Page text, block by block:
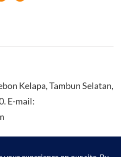
Kelapa, Tambun Selatan,
E-mail: